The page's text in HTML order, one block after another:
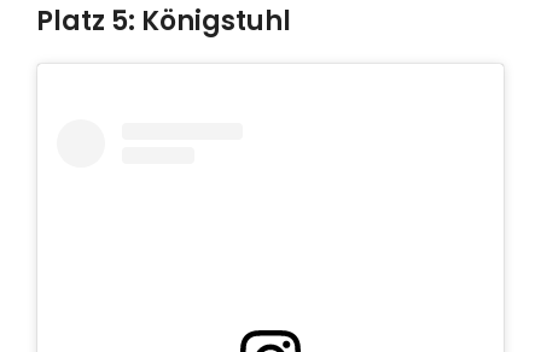
Platz 5: Königstuhl